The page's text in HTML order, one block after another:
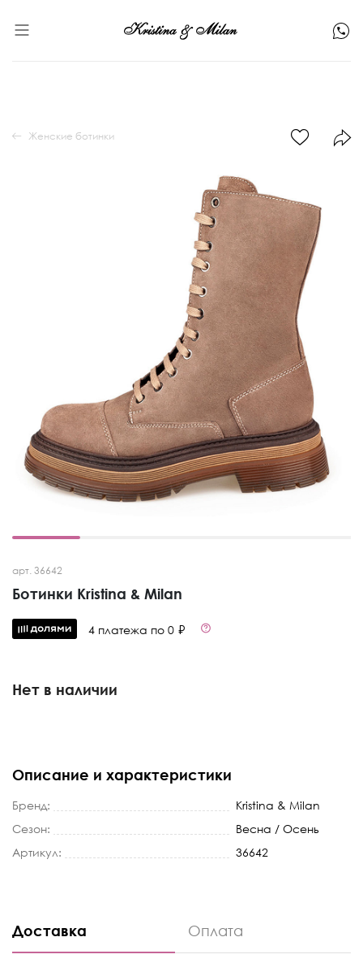
арт. 36642
Ботинки Kristina & Milan
4 платежа по 0 ₽
Нет в наличии
Женские ботинки
Описание и характеристики
Бренд:
Kristina & Milan
Сезон:
Весна / Осень
Артикул:
36642
Доставка Оплата